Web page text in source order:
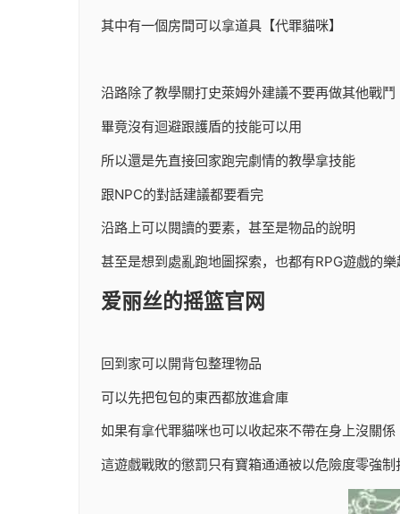
其中有一個房間可以拿道具【代罪貓咪】
沿路除了教學關打史萊姆外建議不要再做其他戰鬥
畢竟沒有迴避跟護盾的技能可以用
所以還是先直接回家跑完劇情的教學拿技能
跟NPC的對話建議都要看完
沿路上可以閱讀的要素，甚至是物品的說明
甚至是想到處亂跑地圖探索，也都有RPG遊戲的樂
爱丽丝的摇篮官网
回到家可以開背包整理物品
可以先把包包的東西都放進倉庫
如果有拿代罪貓咪也可以收起來不帶在身上沒關係
這遊戲戰敗的懲罰只有寶箱通通被以危險度零強制